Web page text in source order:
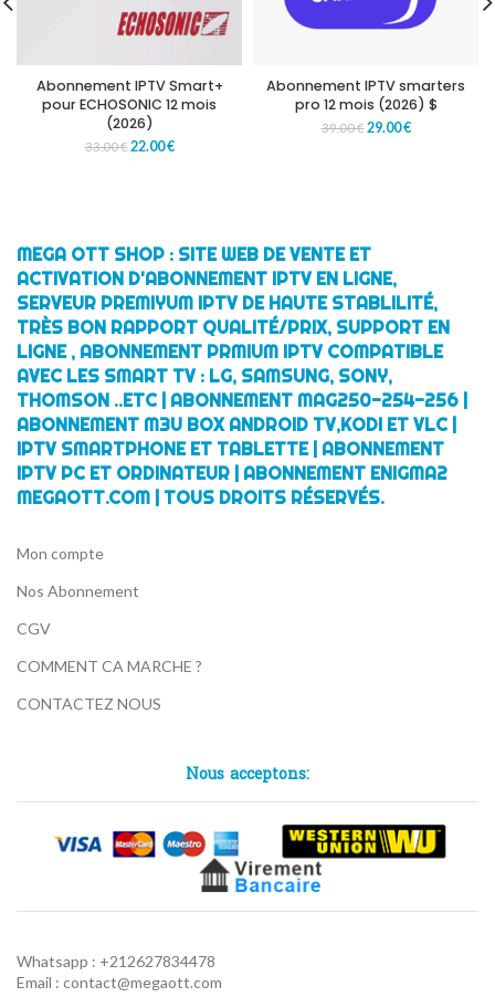
Abonnement IPTV Smart+
pour ECHOSONIC 12 mois
(2026)
33.00€22.00€
Abonnement IPTV smarters
pro 12 mois (2026) $
39.00€29.00€
MEGA OTT SHOP : SITE WEB DE VENTE ET
ACTIVATION D'ABONNEMENT IPTV EN LIGNE,
SERVEUR PREMIYUM IPTV DE HAUTE STABLILITÉ,
TRÈS BON RAPPORT QUALITÉ/PRIX, SUPPORT EN
LIGNE , ABONNEMENT PRMIUM IPTV COMPATIBLE
AVEC LES SMART TV : LG, SAMSUNG, SONY,
THOMSON ..ETC | ABONNEMENT MAG250-254-256 |
ABONNEMENT M3U BOX ANDROID TV,KODI ET VLC |
IPTV SMARTPHONE ET TABLETTE | ABONNEMENT
IPTV PC ET ORDINATEUR | ABONNEMENT ENIGMA2
MEGAOTT.COM | TOUS DROITS RÉSERVÉS.
Mon compte
Nos Abonnement
CGV
COMMENT CA MARCHE ?
CONTACTEZ NOUS
Nous acceptons:
Whatsapp : +212627834478
Email : contact@megaott.com